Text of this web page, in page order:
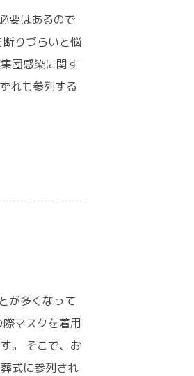
要はあるので
りづらいと悩
団感染に関す
れも参列する
が多くなって
マスクを着用
。 そこで、お
式に参列され